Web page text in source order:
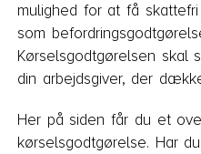
mulighed for at få
som
Kørselsgodtgørelsen skal
din arbejdsgiver, der
Her på siden får du et
kørselsgodtgørelse. Har